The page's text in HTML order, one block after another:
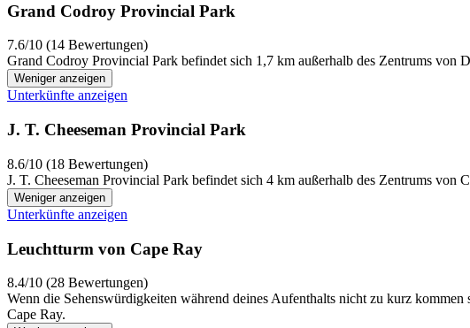
Grand Codroy Provincial Park
7.6/10 (14 Bewertungen)
Grand Codroy Provincial Park befindet sich 1,7 km außerhalb des Zentrums von
Weniger anzeigen
Unterkünfte anzeigen
J. T. Cheeseman Provincial Park
8.6/10 (18 Bewertungen)
J. T. Cheeseman Provincial Park befindet sich 4 km außerhalb des Zentrums von
Weniger anzeigen
Unterkünfte anzeigen
Leuchtturm von Cape Ray
8.4/10 (28 Bewertungen)
Wenn die Sehenswürdigkeiten während deines Aufenthalts nicht zu kurz
Cape Ray.